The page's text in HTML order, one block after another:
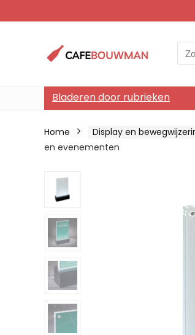
for:
Bladeren door rubrieken
Home Display en
en evenementen